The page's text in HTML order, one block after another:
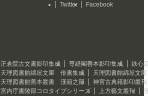
Twitter Facebook
正倉院古文書影印集成
尊経閣善本影印集成
鉄心
天理図書館綿屋文庫 俳書集成
天理図書館綿屋文
天理図書館善本叢書 漢籍之部
神宮古典籍影印叢刊
宮内庁書陵部コロタイプシリーズ
上方藝文叢刊